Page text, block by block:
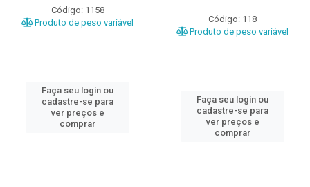
Código: 1158
Produto de peso variável
Faça seu login ou
cadastre-se para
ver preços e
comprar
Código: 118
Produto de peso variável
Faça seu login ou
cadastre-se para
ver preços e
comprar